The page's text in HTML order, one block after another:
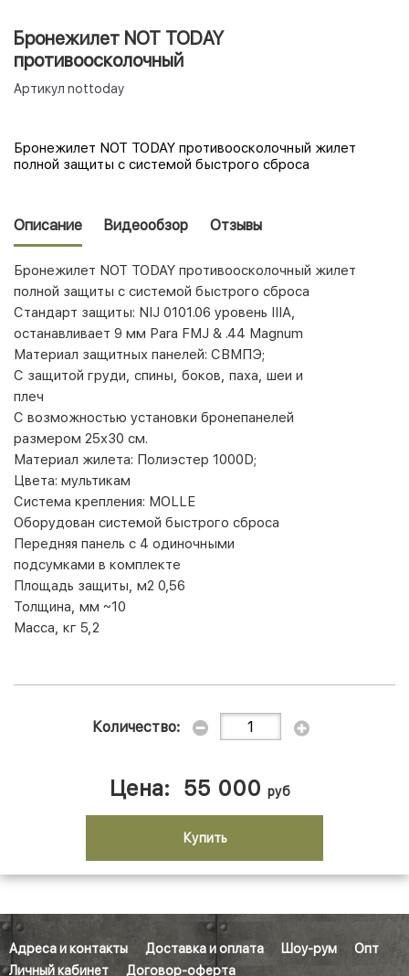
Бронежилет NOT TODAY
противоосколочный
Артикул nottoday
Бронежилет NOT TODAY противоосколочный жилет
полной защиты с системой быстрого сброса
Описание Видеообзор Отзывы
Бронежилет NOT TODAY противоосколочный жилет
полной защиты с системой быстрого сброса
Стандарт защиты: NIJ 0101.06 уровень IIIA,
останавливает 9 мм Para FMJ & .44 Magnum
Mатериал защитных панелей: CВМПЭ;
С защитой груди, спины, боков, паха, шеи и
плеч
С возможностью установки бронепанелей
размером 25х30 см.
Mатериал жилета: Полиэстер 1000D;
Цвета: мультикам
Система крепления: MOLLE
Оборудован системой быстрого сброса
Передняя панель с 4 одиночными
подсумками в комплекте
Площадь защиты, м2 0,56
Толщина, мм ~10
Масса, кг 5,2
Количество:
Цена: 55 000 руб
Купить
Адреса и контакты Доставка и оплата Шоу-рум
Опт
Личный кабинет
Договор-оферта